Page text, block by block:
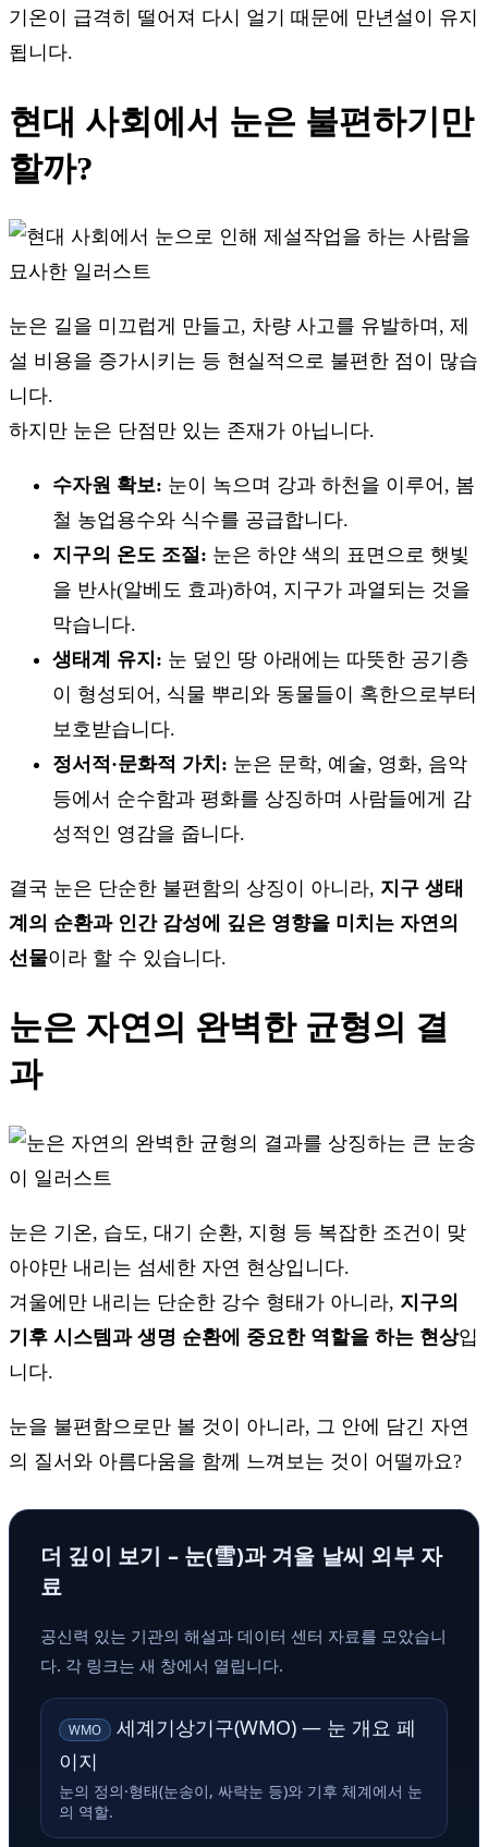
기온이 급격히 떨어져 다시 얼기 때문에 만년설이 유지
됩니다.
현대 사회에서 눈은 불편하기만
할까?
눈은 길을 미끄럽게 만들고, 차량 사고를 유발하며, 제
설 비용을 증가시키는 등 현실적으로 불편한 점이 많습
니다.
하지만 눈은 단점만 있는 존재가 아닙니다.
수자원 확보: 눈이 녹으며 강과 하천을 이루어, 봄
철 농업용수와 식수를 공급합니다.
지구의 온도 조절: 눈은 하얀 색의 표면으로 햇빛
을 반사(알베도 효과)하여, 지구가 과열되는 것을
막습니다.
생태계 유지: 눈 덮인 땅 아래에는 따뜻한 공기층
이 형성되어, 식물 뿌리와 동물들이 혹한으로부터
보호받습니다.
정서적·문화적 가치: 눈은 문학, 예술, 영화, 음악
등에서 순수함과 평화를 상징하며 사람들에게 감
성적인 영감을 줍니다.
결국 눈은 단순한 불편함의 상징이 아니라, 지구 생태
계의 순환과 인간 감성에 깊은 영향을 미치는 자연의
선물이라 할 수 있습니다.
눈은 자연의 완벽한 균형의 결
과
눈은 기온, 습도, 대기 순환, 지형 등 복잡한 조건이 맞
아야만 내리는 섬세한 자연 현상입니다.
겨울에만 내리는 단순한 강수 형태가 아니라, 지구의
기후 시스템과 생명 순환에 중요한 역할을 하는 현상입
니다.
눈을 불편함으로만 볼 것이 아니라, 그 안에 담긴 자연
의 질서와 아름다움을 함께 느껴보는 것이 어떨까요?
더 깊이 보기 – 눈(雪)과 겨울 날씨 외부 자
료
공신력 있는 기관의 해설과 데이터 센터 자료를 모았습니
다. 각 링크는 새 창에서 열립니다.
WMO
세계기상기구(WMO) — 눈 개요 페
이지
눈의 정의·형태(눈송이, 싸락눈 등)와 기후 체계에서 눈
의 역할.